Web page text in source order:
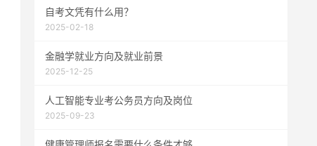
自考文凭有什么用？
2025-02-18
金融学就业方向及就业前景
2025-12-25
人工智能专业考公务员方向及岗位
2025-09-23